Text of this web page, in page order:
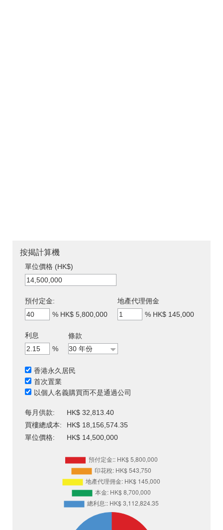
按揭計算機
單位價格 (HK$)
預付定金:
% HK$ 5,800,000
地產代理佣金
% HK$ 145,000
利息
%
條款
香港永久居民
首次置業
以個人名義購買而不是通過公司
每月供款:
HK$ 32,813.40
買樓總成本:
HK$ 18,156,574.35
單位價格:
HK$ 14,500,000